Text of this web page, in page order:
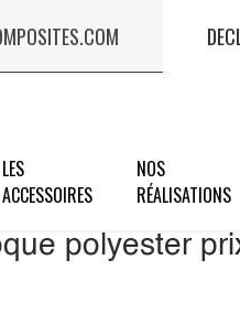
LES
ACCESSOIRES
NOS
RÉALISATIONS
polyester